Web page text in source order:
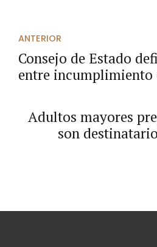
ANTERIOR
Consejo de Estado
entre
desequilibrio
contratos estatales.
Adultos mayores
son